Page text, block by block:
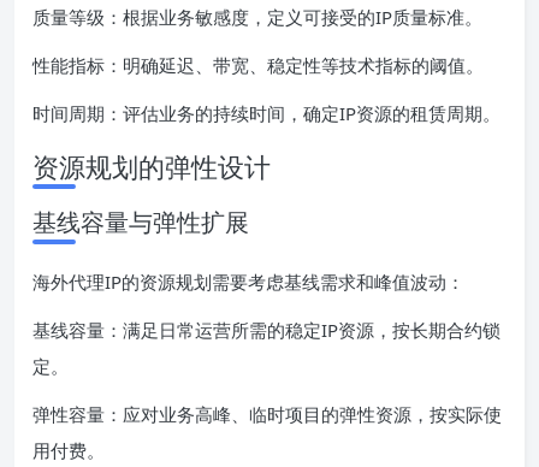
质量等级：根据业务敏感度，定义可接受的IP质量标准。
性能指标：明确延迟、带宽、稳定性等技术指标的阈值。
时间周期：评估业务的持续时间，确定IP资源的租赁周期。
资源规划的弹性设计
基线容量与弹性扩展
海外代理IP的资源规划需要考虑基线需求和峰值波动：
基线容量：满足日常运营所需的稳定IP资源，按长期合约锁
定。
弹性容量：应对业务高峰、临时项目的弹性资源，按实际使
用付费。